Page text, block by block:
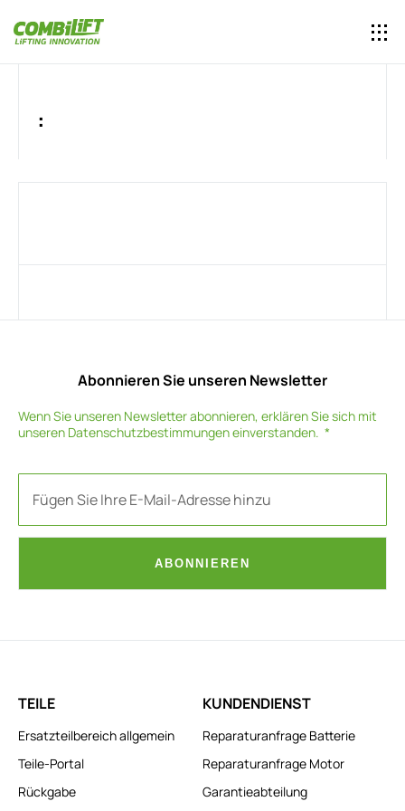
:
Abonnieren Sie unseren Newsletter
Wenn Sie unseren Newsletter abonnieren, erklären Sie sich mit
unseren Datenschutzbestimmungeneinverstanden.
ABONNIEREN
TEILE
Ersatzteilbereich allgemein
Teile-Portal
Rückgabe
KUNDENDIENST
Reparaturanfrage Batterie
Reparaturanfrage Motor
Garantieabteilung